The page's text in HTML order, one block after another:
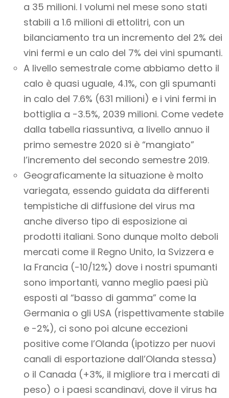
a 35 milioni. I volumi nel mese sono stati
stabili a 1.6 milioni di ettolitri, con un
bilanciamento tra un incremento del 2% dei
vini fermi e un calo del 7% dei vini spumanti.
A livello semestrale come abbiamo detto il
calo è quasi uguale, 4.1%, con gli spumanti
in calo del 7.6% (631 milioni) e i vini fermi in
bottiglia a -3.5%, 2039 milioni. Come vedete
dalla tabella riassuntiva, a livello annuo il
primo semestre 2020 si è “mangiato”
l’incremento del secondo semestre 2019.
Geograficamente la situazione è molto
variegata, essendo guidata da differenti
tempistiche di diffusione del virus ma
anche diverso tipo di esposizione ai
prodotti italiani. Sono dunque molto deboli
mercati come il Regno Unito, la Svizzera e
la Francia (-10/12%) dove i nostri spumanti
sono importanti, vanno meglio paesi più
esposti al “basso di gamma” come la
Germania o gli USA (rispettivamente stabile
e -2%), ci sono poi alcune eccezioni
positive come l’Olanda (ipotizzo per nuovi
canali di esportazione dall’Olanda stessa)
o il Canada (+3%, il migliore tra i mercati di
peso) o i paesi scandinavi, dove il virus ha